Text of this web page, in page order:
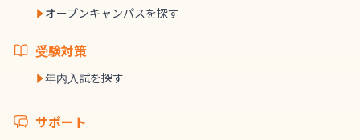
オープンキャンパスを探す
受験対策
年内入試を探す
サポート